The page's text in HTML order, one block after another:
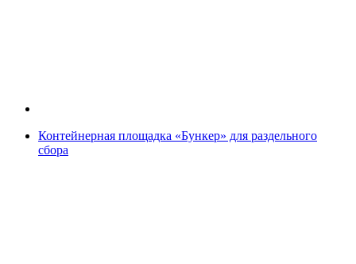
Контейнерная площадка «Бункер» для раздельного
сбора